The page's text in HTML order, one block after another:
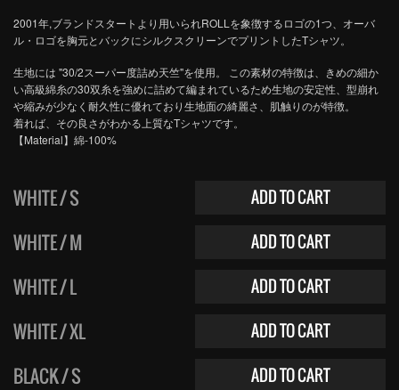
2001年,ブランドスタートより用いられROLLを象徴するロゴの1つ、オーバ
ル・ロゴを胸元とバックにシルクスクリーンでプリントしたTシャツ。
生地には "30/2スーパー度詰め天竺"を使用。 この素材の特徴は、きめの細か
い高級綿糸の30双糸を強めに詰めて編まれているため生地の安定性、型崩れ
や縮みが少なく耐久性に優れており生地面の綺麗さ、肌触りのが特徴。
着れば、その良さがわかる上質なTシャツです。
【Material】綿-100%
WHITE / S ADD TO CART
WHITE / M ADD TO CART
WHITE / L ADD TO CART
WHITE / XL ADD TO CART
BLACK / S ADD TO CART